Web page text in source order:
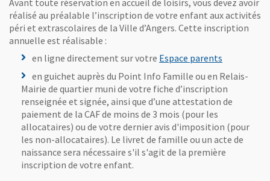
Avant toute réservation en accueil de loisirs, vous devez avoir
réalisé au préalable l’inscription de votre enfant aux activités
péri et extrascolaires de la Ville d’Angers. Cette inscription
annuelle est réalisable :
en ligne directement sur votre Espace parents
en guichet auprès du Point Info Famille ou en Relais-
Mairie de quartier muni de votre fiche d’inscription
renseignée et signée, ainsi que d’une attestation de
paiement de la CAF de moins de 3 mois (pour les
allocataires) ou de votre dernier avis d'imposition (pour
les non-allocataires). Le livret de famille ou un acte de
naissance sera nécessaire s'il s'agit de la première
inscription de votre enfant.